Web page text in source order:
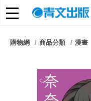
朋友們，提高警覺！
購物網 商品分類 漫畫